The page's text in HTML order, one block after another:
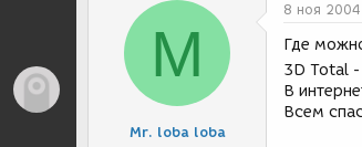
с
о
д
и
M
Mr. loba loba
8 ноя 2004
Где
3D Total
В
Всем